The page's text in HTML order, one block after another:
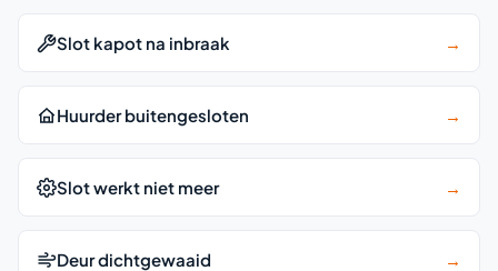
Slot kapot na inbraak →
Huurder buitengesloten →
Slot werkt niet meer →
Deur dichtgewaaid →